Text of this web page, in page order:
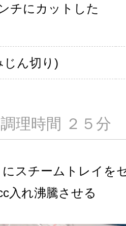
チにカットした
ん切り)
調理時間 ２５分
スチームトレイを
入れ沸騰させる